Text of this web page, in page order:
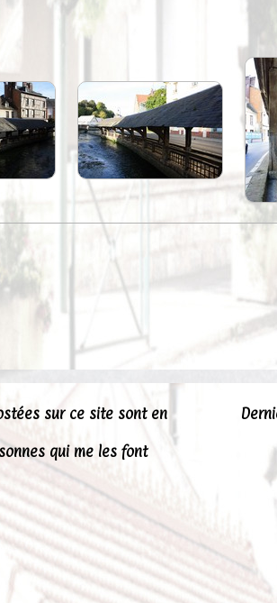
sur ce site sont en
qui me les font